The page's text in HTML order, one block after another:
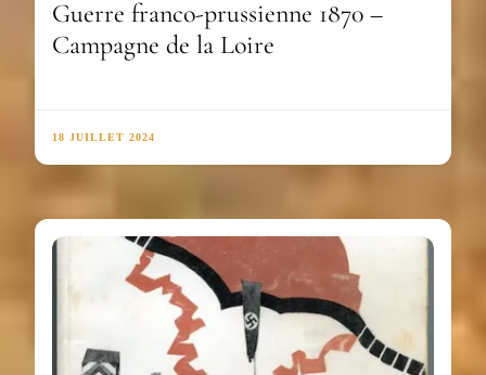
Guerre franco-prussienne 1870 –
Campagne de la Loire
18 JUILLET 2024